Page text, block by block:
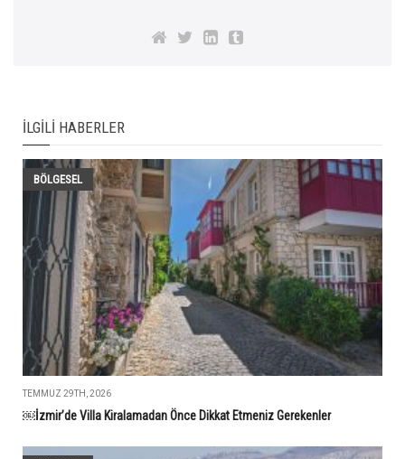
İLGILI HABERLER
BÖLGESEL
TEMMUZ 29TH, 2026
￼İzmir’de Villa Kiralamadan Önce Dikkat Etmeniz Gerekenler